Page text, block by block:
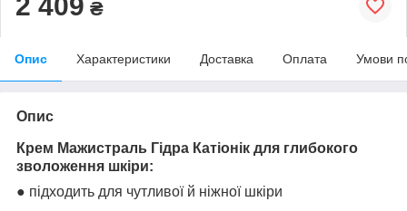
₴
Опис Характеристики Доставка Оплата Умови
Опис
Крем Мажистраль Гідра Катіонік для глибокого
зволоження шкіри:
● підходить для чутливої й ніжної шкіри